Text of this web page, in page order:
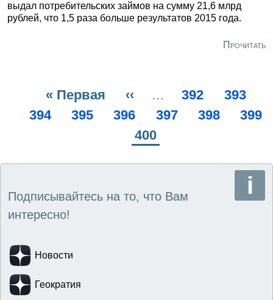
выдал потребительских займов на сумму 21,6 млрд
рублей, что 1,5 раза больше результатов 2015 года.
Прочитать
Нумерация
Первая
страница
« Первая
Предыдущая
страница
‹‹ … Page
392 Page
393
Page
394 Page
395 Page
396 Page
397 Page
398 Page
399
Текущая
400
Подписывайтесь на то, что Вам
интересно!
Новости
Геократия